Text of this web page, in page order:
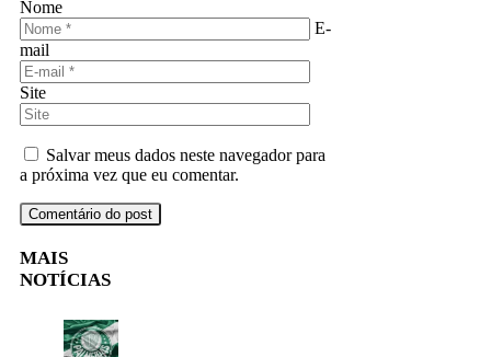
Nome
E-
mail
Site
Salvar meus dados neste navegador para
a próxima vez que eu comentar.
MAIS
NOTÍCIAS